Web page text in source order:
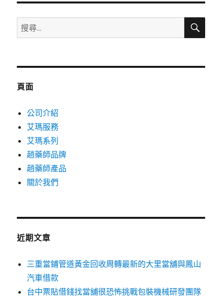
搜
尋
鍵
搜
頁面
公司介紹
艾瑪服務
艾瑪系列
趙藥師品牌
趙藥師產品
關於我們
近期文章
三重當鋪管道黃金回收周轉最新的大里當舖與鳳山
汽車借款
台中票貼借錢找當舖很恐怖挑戰包裝機械研發團隊